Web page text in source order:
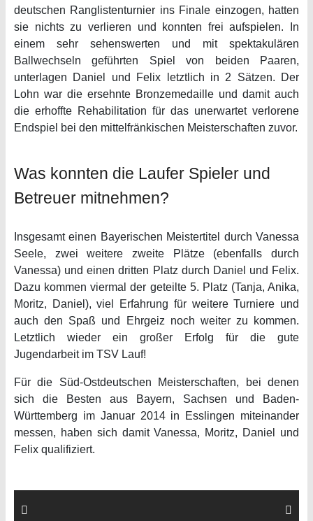
deutschen Ranglistenturnier ins Finale einzogen, hatten
sie nichts zu verlieren und konnten frei aufspielen. In
einem sehr sehenswerten und mit spektakulären
Ballwechseln geführten Spiel von beiden Paaren,
unterlagen Daniel und Felix letztlich in 2 Sätzen. Der
Lohn war die ersehnte Bronzemedaille und damit auch
die erhoffte Rehabilitation für das unerwartet verlorene
Endspiel bei den mittelfränkischen Meisterschaften zuvor.
Was konnten die Laufer Spieler und
Betreuer mitnehmen?
Insgesamt einen Bayerischen Meistertitel durch Vanessa
Seele, zwei weitere zweite Plätze (ebenfalls durch
Vanessa) und einen dritten Platz durch Daniel und Felix.
Dazu kommen viermal der geteilte 5. Platz (Tanja, Anika,
Moritz, Daniel), viel Erfahrung für weitere Turniere und
auch den Spaß und Ehrgeiz noch weiter zu kommen.
Letztlich wieder ein großer Erfolg für die gute
Jugendarbeit im TSV Lauf!
Für die Süd-Ostdeutschen Meisterschaften, bei denen
sich die Besten aus Bayern, Sachsen und Baden-
Württemberg im Januar 2014 in Esslingen miteinander
messen, haben sich damit Vanessa, Moritz, Daniel und
Felix qualifiziert.